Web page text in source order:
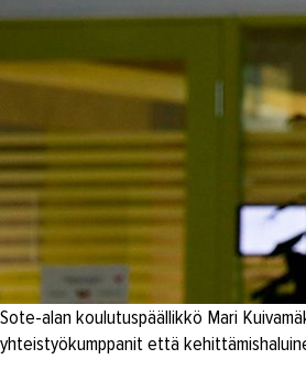
Sote-alan koulutuspäällikkö Mari
yhteistyökumppanit että